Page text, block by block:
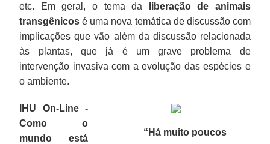
etc. Em geral, o tema da liberação de animais
transgênicos é uma nova temática de discussão com
implicações que vão além da discussão relacionada
às plantas, que já é um grave problema de
intervenção invasiva com a evolução das espécies e
o ambiente.
“Há muito poucos
IHU On-Line -
Como o
mundo está